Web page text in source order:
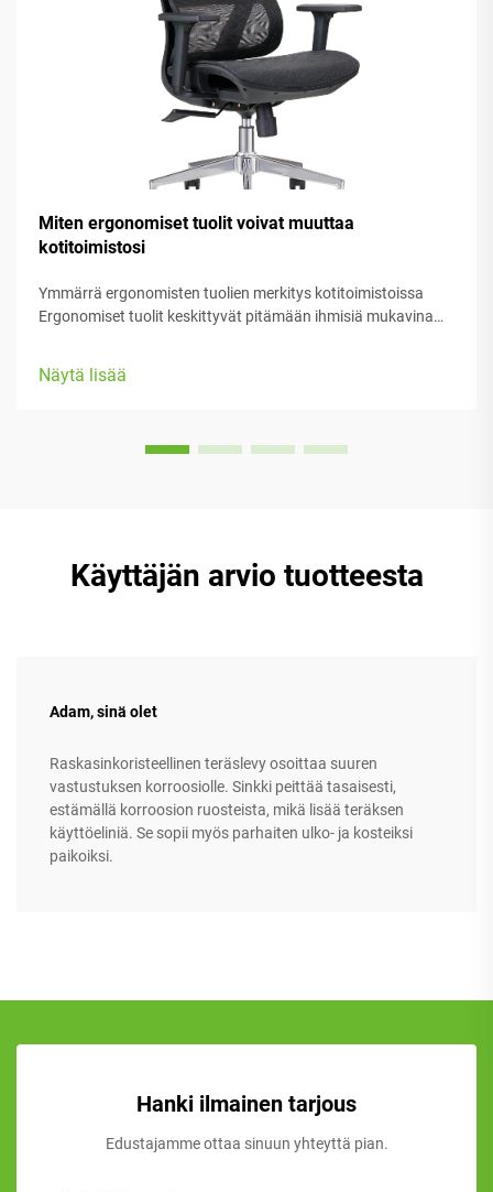
Miten ergonomiset tuolit voivat muuttaa
kotitoimistosi
Ymmärrä ergonomisten tuolien merkitys kotitoimistoissa
Ergonomiset tuolit keskittyvät pitämään ihmisiä mukavina
malleissa on varustettu...
Näytä lisää
Käyttäjän arvio tuotteesta
Adam, sinä olet
Raskasinkoristeellinen teräslevy osoittaa suuren
vastustuksen korroosiolle. Sinkki peittää tasaisesti,
estämällä korroosion ruosteista, mikä lisää teräksen
käyttöeliniä. Se sopii myös parhaiten ulko- ja kosteiksi
paikoiksi.
Hanki ilmainen tarjous
Edustajamme ottaa sinuun yhteyttä pian.